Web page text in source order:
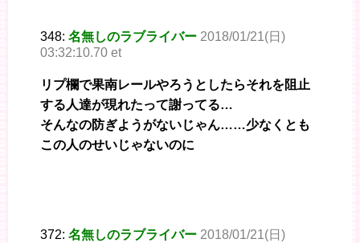
348: 名無しのラブライバー 2018/01/21(日)
03:32:10.70 et
リプ欄で果南レールやろうとしたらそれを阻止
する人達が現れたって謝ってる…
そんなの防ぎようがないじゃん……少なくとも
この人のせいじゃないのに
372: 名無しのラブライバー 2018/01/21(日)